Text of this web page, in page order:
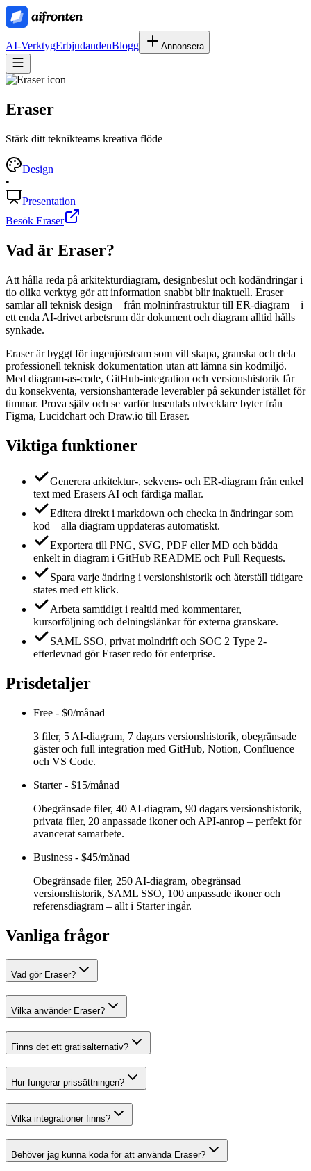
AI-VerktygErbjudandenBlogg Annonsera
Eraser
Stärk ditt teknikteams kreativa flöde
Design
•
Presentation
Besök Eraser
Vad är Eraser?
Att hålla reda på arkitekturdiagram, designbeslut och kodändringar i
tio olika verktyg gör att information snabbt blir inaktuell. Eraser
samlar all teknisk design – från molninfrastruktur till ER-diagram – i
ett enda AI-drivet arbetsrum där dokument och diagram alltid hålls
synkade.
Eraser är byggt för ingenjörsteam som vill skapa, granska och dela
professionell teknisk dokumentation utan att lämna sin kodmiljö.
Med diagram-as-code, GitHub-integration och versionshistorik får
du konsekventa, versionshanterade leverabler på sekunder istället för
timmar. Prova själv och se varför tusentals utvecklare byter från
Figma, Lucidchart och Draw.io till Eraser.
Viktiga funktioner
Generera arkitektur-, sekvens- och ER-diagram från enkel
text med Erasers AI och färdiga mallar.
Editera direkt i markdown och checka in ändringar som
kod – alla diagram uppdateras automatiskt.
Exportera till PNG, SVG, PDF eller MD och bädda
enkelt in diagram i GitHub README och Pull Requests.
Spara varje ändring i versionshistorik och återställ tidigare
states med ett klick.
Arbeta samtidigt i realtid med kommentarer,
kursorföljning och delningslänkar för externa granskare.
SAML SSO, privat molndrift och SOC 2 Type 2-
efterlevnad gör Eraser redo för enterprise.
Prisdetaljer
Free - $0/månad
3 filer, 5 AI-diagram, 7 dagars versionshistorik, obegränsade
gäster och full integration med GitHub, Notion, Confluence
och VS Code.
Starter- $15/månad
Obegränsade filer, 40 AI-diagram, 90 dagars versionshistorik,
privata filer, 20 anpassade ikoner och API-anrop – perfekt för
avancerat samarbete.
Business - $45/månad
Obegränsade filer, 250 AI-diagram, obegränsad
versionshistorik, SAML SSO, 100 anpassade ikoner och
referensdiagram – allt i Starter ingår.
Vanliga frågor
Vad gör Eraser?
Vilka använder Eraser?
Finns det ett gratisalternativ?
Hur fungerar prissättningen?
Vilka integrationer finns?
Behöver jag kunna koda för att använda Eraser?